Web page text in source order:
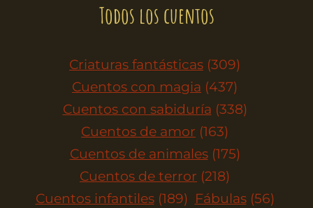
Todos los cuentos
Criaturas fantásticas (309)
Cuentos con magia (437)
Cuentos con sabiduría (338)
Cuentos de amor (163)
Cuentos de animales (175)
Cuentos de terror (218)
Cuentos infantiles (189) Fábulas (56)